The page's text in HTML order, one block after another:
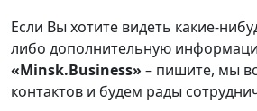
Если Вы хотите видеть какие-
либо дополнительную
«Minsk.Business» – пишите, мы
контактов и будем рады